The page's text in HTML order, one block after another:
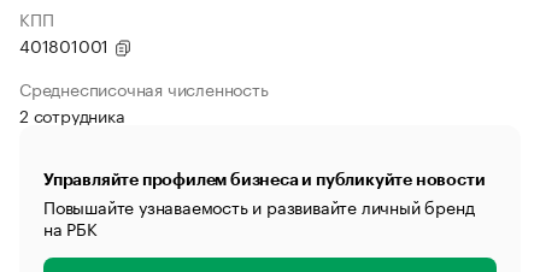
КПП
401801001
Среднесписочная численность
2 сотрудника
Управляйте профилем бизнеса и публикуйте новости
Повышайте узнаваемость и развивайте личный бренд
на РБК